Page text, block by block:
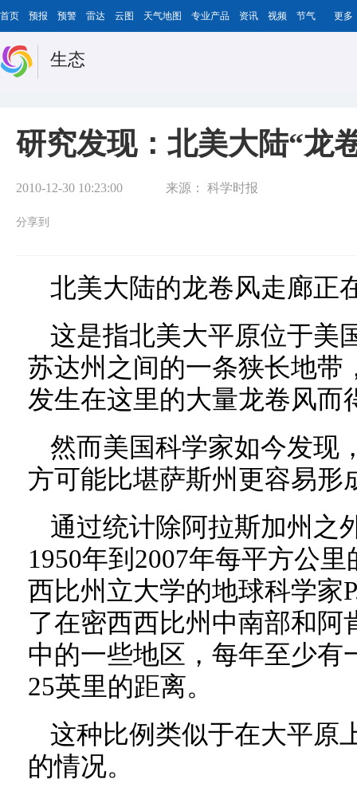
首页 预报 预警 雷达 云图 天气地图 专业产品 资讯 视频 节气 更多
生态
研究发现：北美大陆“龙
2010-12-30 10:23:00 来源： 科学时报
分享到
北美大陆的龙卷风走廊正
这是指北美大平原位于美
苏达州之间的一条狭长地带
发生在这里的大量龙卷风而
然而美国科学家如今发现
方可能比堪萨斯州更容易形
通过统计除阿拉斯加州之
1950年到2007年每平方公
西比州立大学的地球科学家
了在密西西比州中南部和阿
中的一些地区，每年至少有
25英里的距离。
这种比例类似于在大平原
的情况。